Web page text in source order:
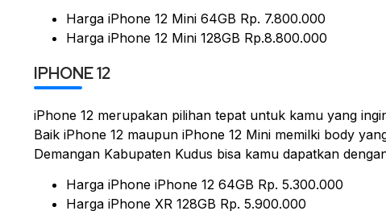
Harga iPhone 12 Mini 64GB Rp. 7.800.000
Harga iPhone 12 Mini 128GB Rp.8.800.000
IPHONE 12
iPhone 12 merupakan pilihan tepat untuk kamu yang
Baik iPhone 12 maupun iPhone 12 Mini memilki body
Demangan Kabupaten Kudus bisa kamu dapatkan
Harga iPhone iPhone 12 64GB Rp. 5.300.000
Harga iPhone XR 128GB Rp. 5.900.000